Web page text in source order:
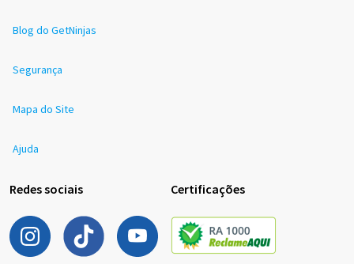
Blog do GetNinjas
Segurança
Mapa do Site
Ajuda
Redes sociais Certificações